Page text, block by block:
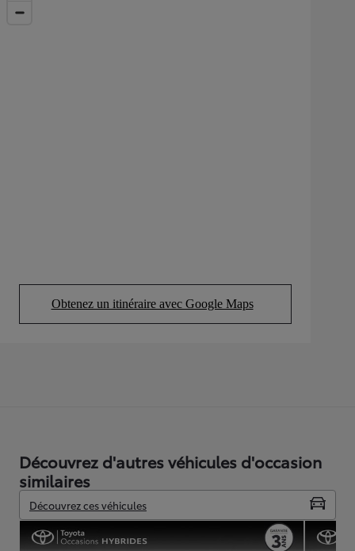
Obtenez un itinéraire avec Google Maps
(Opens in new tab)
Découvrez d'autres véhicules d'occasion
similaires
Découvrez ces véhicules